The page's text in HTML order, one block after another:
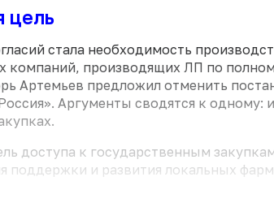
цель
стала необходимость
компаний, производящих ЛП по
Артемьев предложил отменить
Аргументы сводятся к одному:
доступа к государственным
поддержки и развития локальных